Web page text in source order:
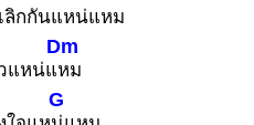
ลิกกันแหน่แหม
แหน่แ
Dm
หม
G